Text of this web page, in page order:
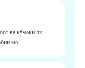
ва кӯмаки як
мо